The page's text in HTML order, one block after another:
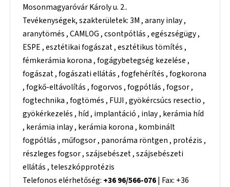
Mosonmagyaróvár Károly u. 2..
Tevékenységek, szakterületek: 3M , arany inlay ,
aranytömés , CAMLOG , csontpótlás , egészségügy ,
ESPE , esztétikai fogászat , esztétikus tömítés ,
fémkerámia korona , fogágybetegség kezelése ,
fogászat , fogászati ellátás , fogfehérítés , fogkorona
, fogkő-eltávolítás , fogorvos , fogpótlás , fogsor ,
fogtechnika , fogtömés , FUJI , gyökércsúcs resectio ,
gyökérkezelés , híd , implantáció , inlay , kerámia híd
, kerámia inlay , kerámia korona , kombinált
fogpótlás , műfogsor , panoráma röntgen , protézis ,
részleges fogsor , szájsebészet , szájsebészeti
ellátás , teleszkópprotézis
Telefonos elérhetőség: +36 96/566-076| Fax: +36